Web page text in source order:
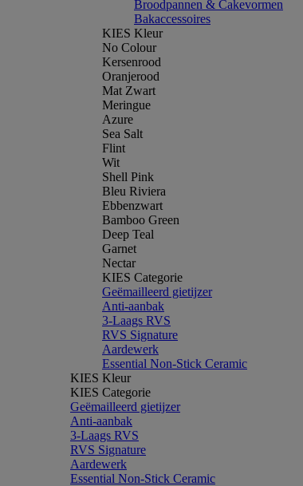
Broodpannen & Cakevormen
Bakaccessoires
KIES Kleur
No Colour
Kersenrood
Oranjerood
Mat Zwart
Meringue
Azure
Sea Salt
Flint
Wit
Shell Pink
Bleu Riviera
Ebbenzwart
Bamboo Green
Deep Teal
Garnet
Nectar
KIES Categorie
Geëmailleerd gietijzer
Anti-aanbak
3-Laags RVS
RVS Signature
Aardewerk
Essential Non-Stick Ceramic
KIES Kleur
KIES Categorie
Geëmailleerd gietijzer
Anti-aanbak
3-Laags RVS
RVS Signature
Aardewerk
Essential Non-Stick Ceramic